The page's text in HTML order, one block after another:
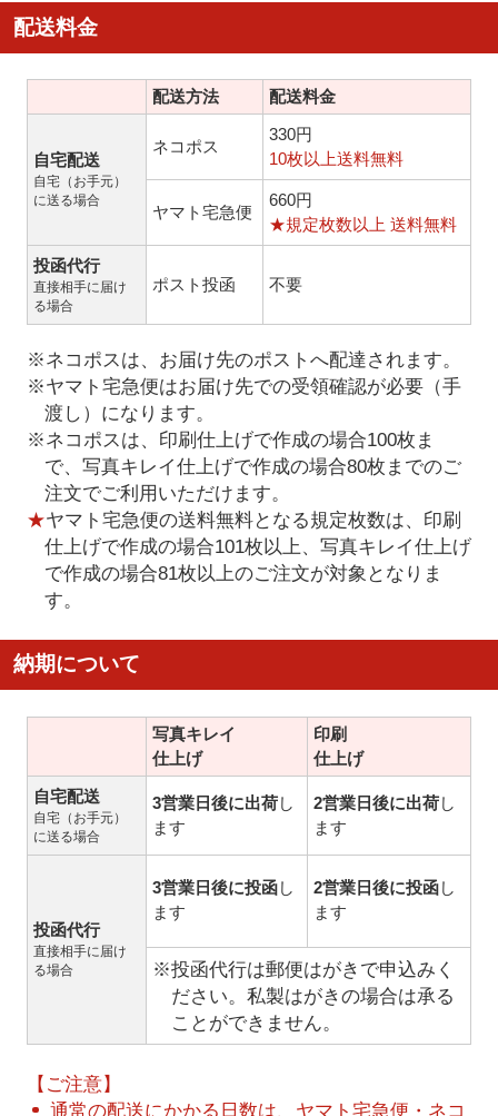
配送料金
配送方法 配送料金
自宅配送
自宅（お手元）
に送る場合
ネコポス
330円
10枚以上送料無料
ヤマト宅急便
660円
★規定枚数以上 送料無料
投函代行
直接相手に届け
る場合
ポスト投函 不要
※ネコポスは、お届け先のポストへ配達されます。
※ヤマト宅急便はお届け先での受領確認が必要（手
渡し）になります。
※ネコポスは、印刷仕上げで作成の場合100枚ま
で、写真キレイ仕上げで作成の場合80枚までのご
注文でご利用いただけます。
★ヤマト宅急便の送料無料となる規定枚数は、印刷
仕上げで作成の場合101枚以上、写真キレイ仕上げ
で作成の場合81枚以上のご注文が対象となりま
す。
納期について
写真キレイ
仕上げ
印刷
仕上げ
自宅配送
自宅（お手元）
に送る場合
3営業日後に出荷し
ます
2営業日後に出荷し
ます
投函代行
直接相手に届け
る場合
3営業日後に投函し
ます
2営業日後に投函し
ます
※投函代行は郵便はがきで申込みく
ださい。私製はがきの場合は承る
ことができません。
【ご注意】
通常の配送にかかる日数は、ヤマト宅急便・ネコ